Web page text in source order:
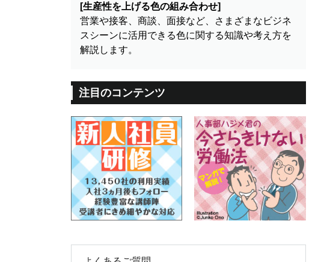
[生産性を上げる色の組み合わせ]
営業や接客、商談、面接など、さまざまなビジネ
スシーンに活用できる色に関する知識や考え方を
解説します。
注目のコンテンツ